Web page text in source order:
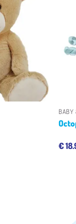
Toevoegen
verlanglijst
BABY
€